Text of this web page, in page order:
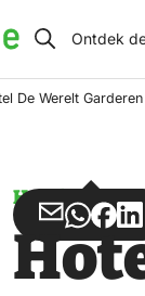
Ontdek
De Werelt Garderen
Hotel
Deel
via
Deel
via
Deel
opop